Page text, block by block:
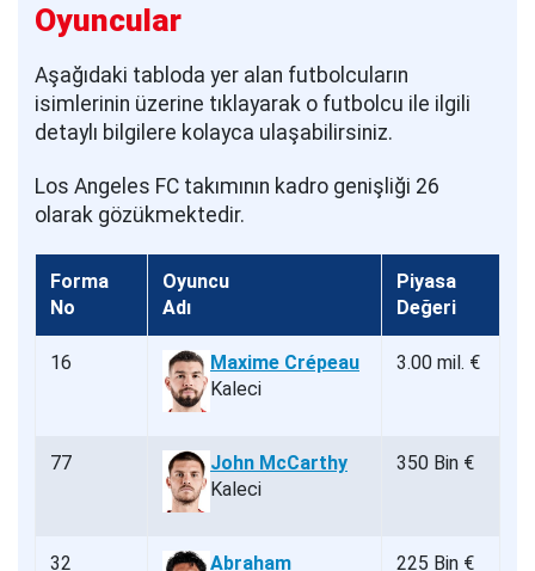
Oyuncular
Aşağıdaki tabloda yer alan futbolcuların
isimlerinin üzerine tıklayarak o futbolcu ile ilgili
detaylı bilgilere kolayca ulaşabilirsiniz.
Los Angeles FC takımının kadro genişliği 26
olarak gözükmektedir.
Forma
No
Oyuncu
Adı
Piyasa
Değeri
16
Maxime Crépeau
Kaleci
3.00 mil. €
77
John McCarthy
Kaleci
350 Bin €
32 Abraham 225 Bin €